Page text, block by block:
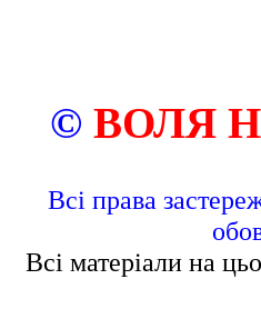
© ВОЛЯ
Всі права
Всі матеріали на